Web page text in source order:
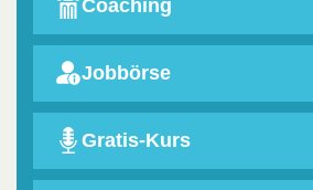
Coaching
Jobbörse
Gratis-Kurs